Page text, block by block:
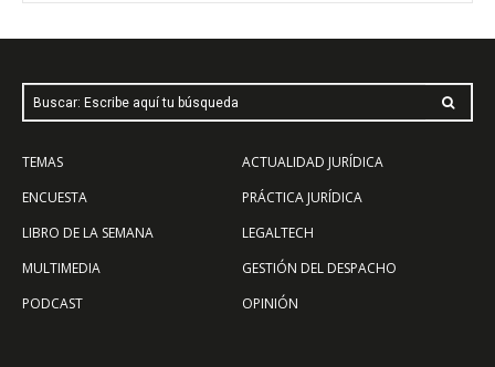
Buscar: Escribe aquí tu búsqueda
TEMAS
ENCUESTA
LIBRO DE LA SEMANA
MULTIMEDIA
PODCAST
ACTUALIDAD JURÍDICA
PRÁCTICA JURÍDICA
LEGALTECH
GESTIÓN DEL DESPACHO
OPINIÓN